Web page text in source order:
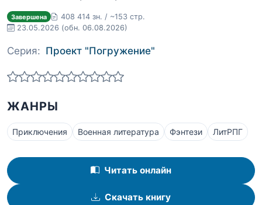
Завершена
408 414 зн. / ~153 стр.
23.05.2026 (обн. 06.08.2026)
Серия: Проект "Погружение"
ЖАНРЫ
Приключения Военная литература Фэнтези ЛитРПГ
Читать онлайн
Скачать книгу